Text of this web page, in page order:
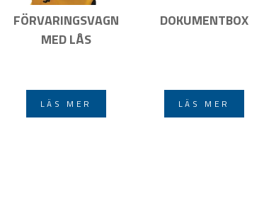
FÖRVARINGSVAGN
MED LÅS
LÄS MER
DOKUMENTBOX
LÄS MER